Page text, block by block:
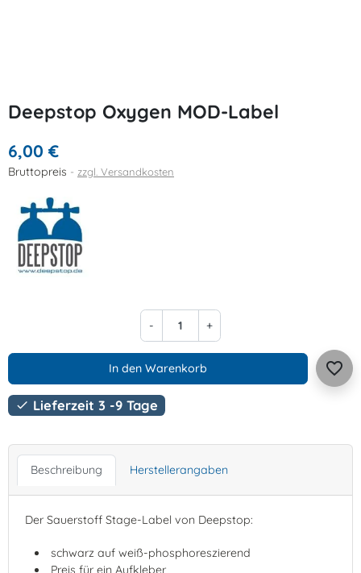
Deepstop Oxygen MOD-Label
6,00 €
Bruttopreis zzgl. Versandkosten
- +
In den Warenkorb favorite_border
 Lieferzeit 3 -9 Tage
Beschreibung Herstellerangaben
Der Sauerstoff Stage-Label von Deepstop:
schwarz auf weiß-phosphoreszierend
Preis für ein Aufkleber